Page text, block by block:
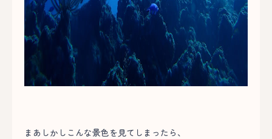
まあしかしこんな景色を見てしまったら、